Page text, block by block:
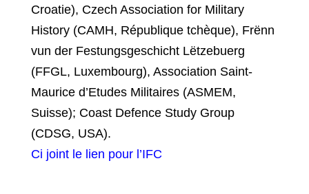
Croatie), Czech Association for Military
History (CAMH, République tchèque), Frënn
vun der Festungsgeschicht Lëtzebuerg
(FFGL, Luxembourg), Association Saint-
Maurice d’Etudes Militaires (ASMEM,
Suisse); Coast Defence Study Group
(CDSG, USA).
Ci joint le lien pour l’IFC